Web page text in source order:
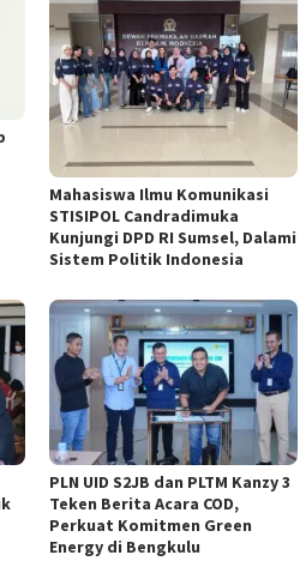
Mahasiswa Ilmu Komunikasi
STISIPOL Candradimuka
Kunjungi DPD RI Sumsel, Dalami
Sistem Politik Indonesia
PLN UID S2JB dan PLTM Kanzy 3
Teken Berita Acara COD,
Perkuat Komitmen Green
Energy di Bengkulu